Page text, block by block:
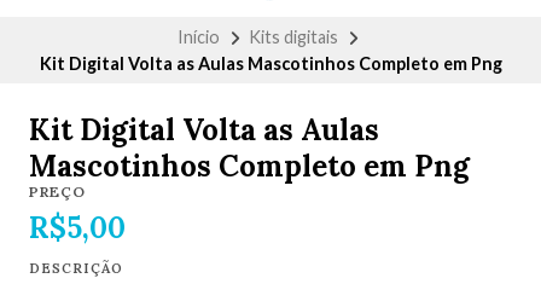
Início
Kits digitais
Kit Digital Volta as Aulas Mascotinhos Completo em Png
Kit Digital Volta as Aulas
Mascotinhos Completo em Png
PREÇO
R$5,00
DESCRIÇÃO